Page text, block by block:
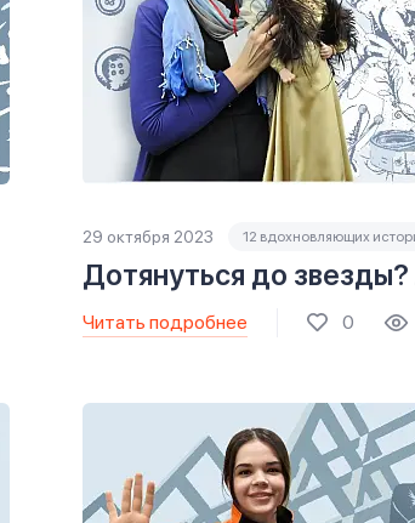
29 октября 2023 12 вдохновляющих
Дотянуться до звезды?
Читать подробнее 0